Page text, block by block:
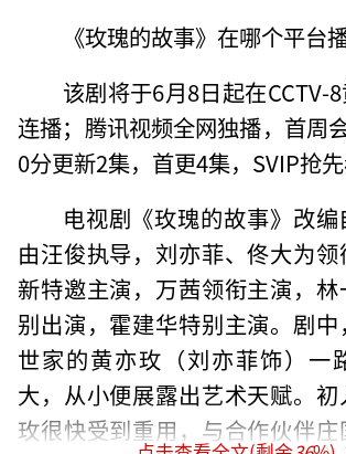
《玫瑰的故事》在哪个平台
该剧将于6月8日起在CCTV-
连播；腾讯视频全网独播，首周
0分更新2集，首更4集，SVIP抢先
电视剧《玫瑰的故事》改编
由汪俊执导，刘亦菲、佟大为
新特邀主演，万茜领衔主演，
别出演，霍建华特别主演。剧
世家的黄亦玫（刘亦菲饰）一
大，从小便展露出艺术天赋。
玫很快受到重用，与合作伙伴